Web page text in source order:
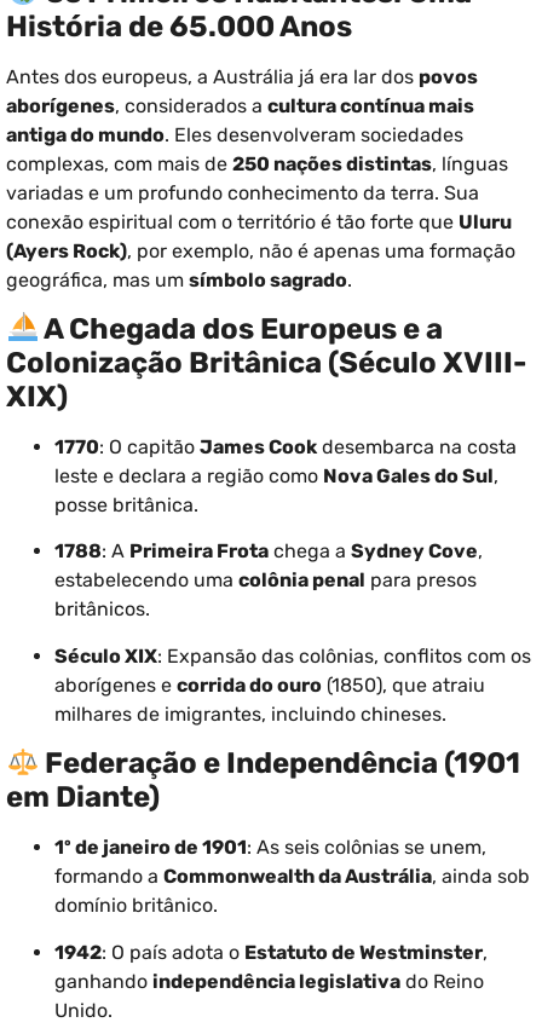
História de 65.000 Anos
Antes dos europeus, a Austrália já era lar dos povos
aborígenes, considerados a cultura contínua mais
antiga do mundo. Eles desenvolveram sociedades
complexas, com mais de 250 nações distintas, línguas
variadas e um profundo conhecimento da terra. Sua
conexão espiritual com o território é tão forte que Uluru
(Ayers Rock), por exemplo, não é apenas uma formação
geográfica, mas um símbolo sagrado.
A Chegada dos Europeus e a
Colonização Britânica (Século XVIII-
XIX)
1770: O capitão James Cook desembarca na costa
leste e declara a região como Nova Gales do Sul,
posse britânica.
1788: A Primeira Frota chega a Sydney Cove,
estabelecendo uma colônia penal para presos
britânicos.
Século XIX: Expansão das colônias, conflitos com os
aborígenes e corrida do ouro (1850), que atraiu
milhares de imigrantes, incluindo chineses.
Federação e Independência (1901
em Diante)
1º de janeiro de 1901: As seis colônias se unem,
formando a Commonwealth da Austrália, ainda sob
domínio britânico.
1942: O país adota o Estatuto de Westminster,
ganhando independência legislativa do Reino
Unido.